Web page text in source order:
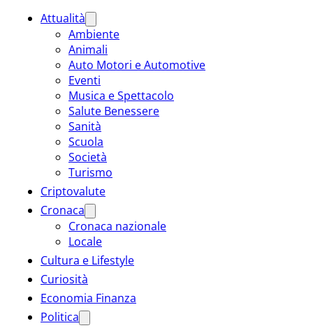
Attualità
Ambiente
Animali
Auto Motori e Automotive
Eventi
Musica e Spettacolo
Salute Benessere
Sanità
Scuola
Società
Turismo
Criptovalute
Cronaca
Cronaca nazionale
Locale
Cultura e Lifestyle
Curiosità
Economia Finanza
Politica